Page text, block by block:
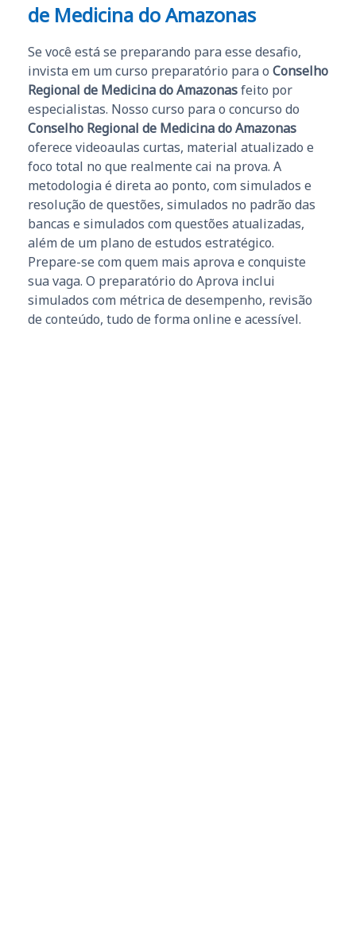
de Medicina do Amazonas
Se você está se preparando para esse desafio,
invista em um curso preparatório para o Conselho
Regional de Medicina do Amazonasfeito por
especialistas. Nosso curso para o concurso do
Conselho Regional de Medicina do Amazonas
oferece videoaulas curtas, material atualizado e
foco total no que realmente cai na prova. A
metodologia é direta ao ponto, com simulados e
resolução de questões, simulados no padrão das
bancas e simulados com questões atualizadas,
além de um plano de estudos estratégico.
Prepare-se com quem mais aprova e conquiste
sua vaga. O preparatório do Aprova inclui
simulados com métrica de desempenho, revisão
de conteúdo, tudo de forma online e acessível.